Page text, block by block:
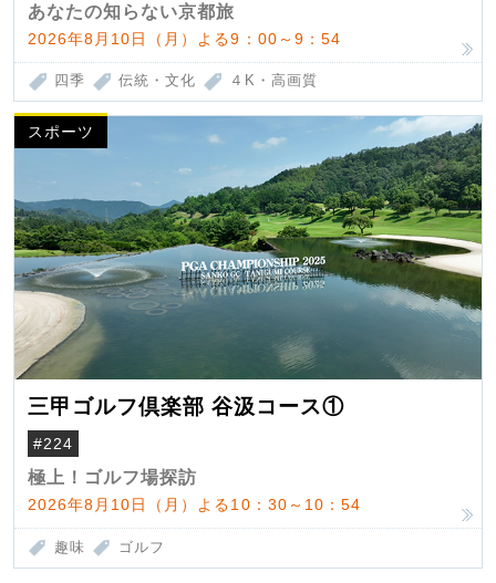
あなたの知らない京都旅
2026年8月10日（月）よる9：00～9：54
四季 伝統・文化 ４K・高画質
スポーツ
三甲ゴルフ倶楽部 谷汲コース①
#224
極上！ゴルフ場探訪
2026年8月10日（月）よる10：30～10：54
趣味 ゴルフ